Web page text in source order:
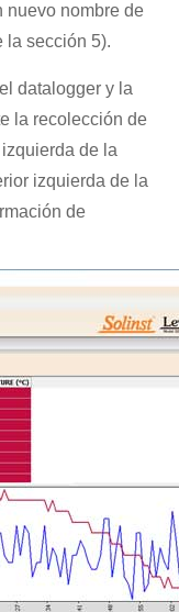
nuevo nombre de
la sección 5).
datalogger y la
la recolección de
de la
izquierda de la
de